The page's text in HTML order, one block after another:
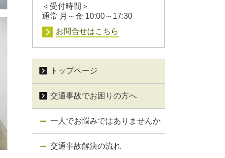
＜受付時間＞
通常 月～金 10:00～17:30
お問合せはこちら
トップページ
交通事故でお困りの方へ
一人でお悩みではありませんか
交通事故解決の流れ